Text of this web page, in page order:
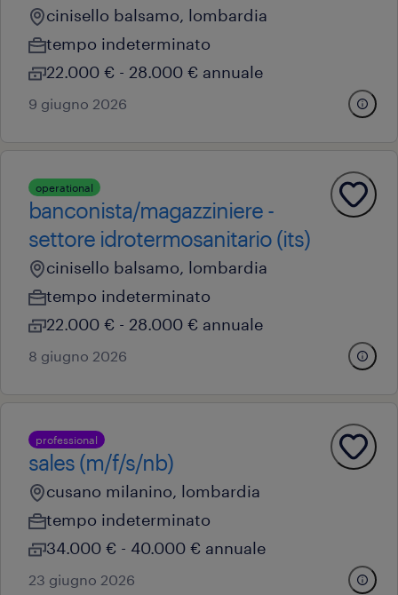
cinisello balsamo, lombardia
tempo indeterminato
22.000 € - 28.000 € annuale
9 giugno 2026
operational
banconista/magazziniere -
settore idrotermosanitario (its)
cinisello balsamo, lombardia
tempo indeterminato
22.000 € - 28.000 € annuale
8 giugno 2026
professional
sales (m/f/s/nb)
cusano milanino, lombardia
tempo indeterminato
34.000 € - 40.000 € annuale
23 giugno 2026